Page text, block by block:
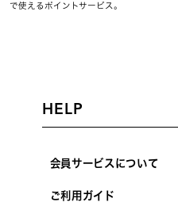
で使えるポイントサービス。
HELP
会員サービスについて
ご利用ガイド